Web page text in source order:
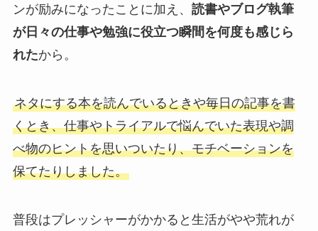
ンが励みになったことに加え、 読書やブログ執筆
が日々の仕事や勉強に役立つ瞬間を何度も感じら
れたから。
ネタにする本を読んでいるときや毎日の記事を書
くとき、仕事やトライアルで悩んでいた表現や調
べ物のヒントを思いついたり、モチベーションを
保てたりしました。
普段はプレッシャーがかかると生活がやや荒れが